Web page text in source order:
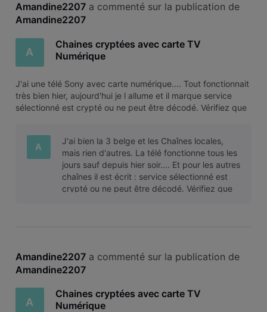
Amandine2207 a commenté sur la publication de
Amandine2207
A
Chaines cryptées avec carte TV
Numérique
​J'ai une télé Sony avec carte numérique.... Tout fonctionnait
très bien hier, aujourd'hui je l allume et il marque service
sélectionné est crypté ou ne peut être décodé. Vérifiez que
A
J'ai bien la 3 belge et les Chaînes locales,
mais rien d'autres. La télé fonctionne tous les
jours sauf depuis hier soir.... Et pour les autres
chaînes il est écrit : service sélectionné est
crypté ou ne peut être décodé. Vérifiez que
Amandine2207 a commenté sur la publication de
Amandine2207
A
Chaines cryptées avec carte TV
Numérique